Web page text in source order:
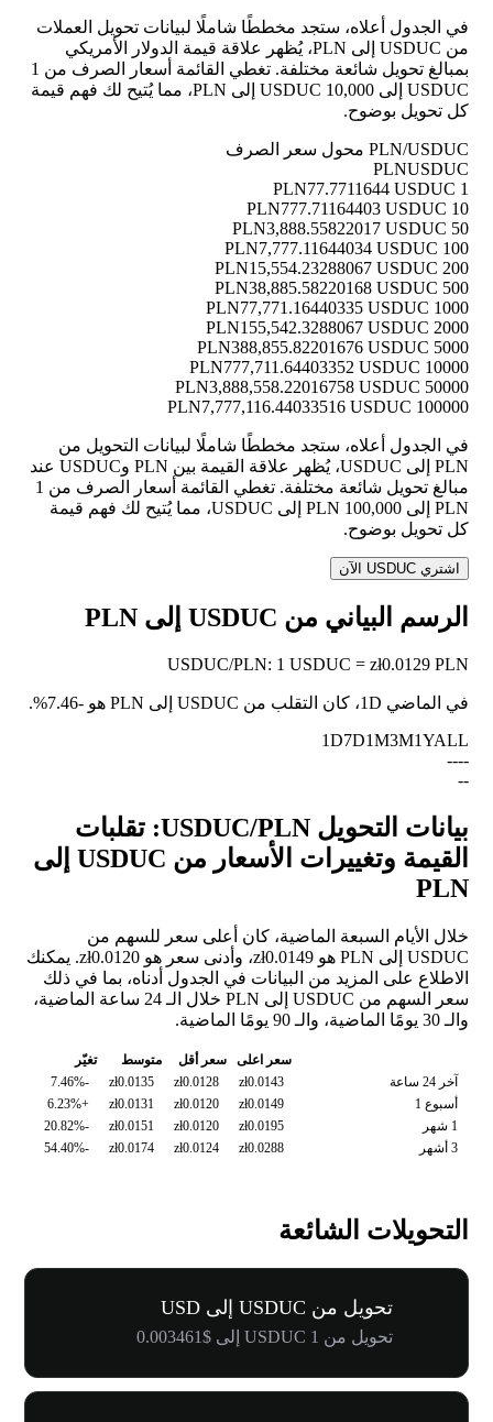
في الجدول أعلاه، ستجد مخططًا شاملًا لبيانات تحويل العملات
من USDUC إلى PLN، يُظهر علاقة قيمة الدولار الأمريكي
بمبالغ تحويل شائعة مختلفة. تغطي القائمة أسعار الصرف من 1
USDUC إلى 10,000 USDUC إلى PLN، مما يُتيح لك فهم قيمة
كل تحويل بوضوح.
PLN/USDUC محول سعر الصرف
PLNUSDUC
1 PLN
77.7711644 USDUC
10 PLN
777.71164403 USDUC
50 PLN
3,888.55822017 USDUC
100 PLN
7,777.11644034 USDUC
200 PLN
15,554.23288067 USDUC
500 PLN
38,885.58220168 USDUC
1000 PLN
77,771.16440335 USDUC
2000 PLN
155,542.3288067 USDUC
5000 PLN
388,855.82201676 USDUC
10000 PLN
777,711.64403352 USDUC
50000 PLN
3,888,558.22016758 USDUC
100000 PLN
7,777,116.44033516 USDUC
في الجدول أعلاه، ستجد مخططًا شاملًا لبيانات التحويل من
PLN إلى USDUC، يُظهر علاقة القيمة بين PLN وUSDUC عند
مبالغ تحويل شائعة مختلفة. تغطي القائمة أسعار الصرف من 1
PLN إلى 100,000 PLN إلى USDUC، مما يُتيح لك فهم قيمة
كل تحويل بوضوح.
اشتري USDUC الآن
الرسم البياني من USDUC إلى PLN
USDUC/PLN: 1 USDUC = zł0.0129 PLN
في الماضي 1D، كان التقلب من USDUC إلى PLN هو -7.46%
.
1D7D1M3M1YALL
--
--
--
بيانات التحويل USDUC/PLN: تقلبات
القيمة وتغييرات الأسعار من USDUC إلى
PLN
خلال الأيام السبعة الماضية، كان أعلى سعر للسهم من
USDUC إلى PLN هو zł0.0149، وأدنى سعر هو zł0.0120. يمكنك
الاطلاع على المزيد من البيانات في الجدول أدناه، بما في ذلك
سعر السهم من USDUC إلى PLN خلال الـ 24 ساعة الماضية،
والـ 30 يومًا الماضية، والـ 90 يومًا الماضية.
سعر اعلى سعر أقل متوسط
تغيّر
آخر 24 ساعة
zł0.0143
zł0.0128
zł0.0135
-7.46%
أسبوع 1
zł0.0149
zł0.0120
zł0.0131
+6.23%
1 شهر
zł0.0195
zł0.0120
zł0.0151
-20.82%
3 أشهر
zł0.0288
zł0.0124
zł0.0174
-54.40%
التحويلات الشائعة
تحويل من USDUC إلى USD
تحويل من 1 USDUC إلى $0.003461